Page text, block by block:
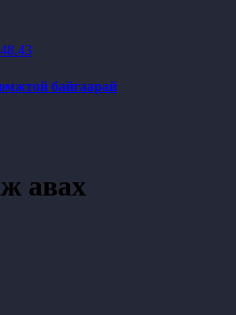
байгаарай
авах